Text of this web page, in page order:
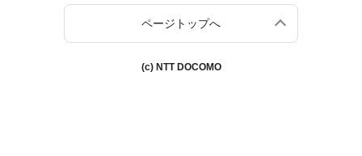
ページトップへ
(c) NTT DOCOMO